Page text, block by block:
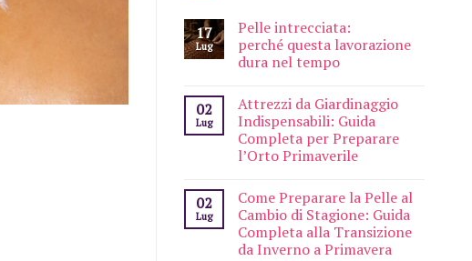
17
Lug
Pelle intrecciata:
perché questa lavorazione
dura nel tempo
02
Lug
Attrezzi da Giardinaggio
Indispensabili: Guida
Completa per Preparare
l’Orto Primaverile
02
Lug
Come Preparare la Pelle al
Cambio di Stagione: Guida
Completa alla Transizione
da Inverno a Primavera